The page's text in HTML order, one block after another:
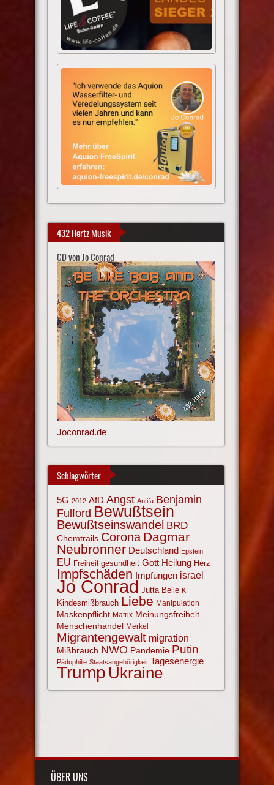
432 Hertz Musik
CD von Jo Conrad
Joconrad.de
Schlagwörter
5G 2012 AfD Angst Antifa Benjamin
Fulford Bewußtsein
Bewußtseinswandel BRD
Chemtrails Corona Dagmar
Neubronner Deutschland Epstein
EU Freiheit gesundheit Gott Heilung Herz
Impfschäden Impfungen israel
Jo Conrad Jutta Belle KI
Kindesmißbrauch Liebe Manipulation
Maskenpflicht Matrix Meinungsfreiheit
Menschenhandel Merkel
Migrantengewalt migration
Mißbrauch NWO Pandemie Putin
Pädophilie Staatsangehörigkeit Tagesenergie
Trump Ukraine
ÜBER UNS